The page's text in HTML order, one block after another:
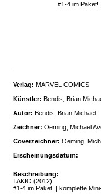
#1-4 im Paket!
Verlag: MARVEL COMICS
Künstler: Bendis, Brian
Autor: Bendis, Brian Michael
Zeichner: Oeming, Michael
Coverzeichner: Oeming,
Erscheinungsdatum:
Beschreibung:
TAKIO (2012)
#1-4 im Paket! | komplette